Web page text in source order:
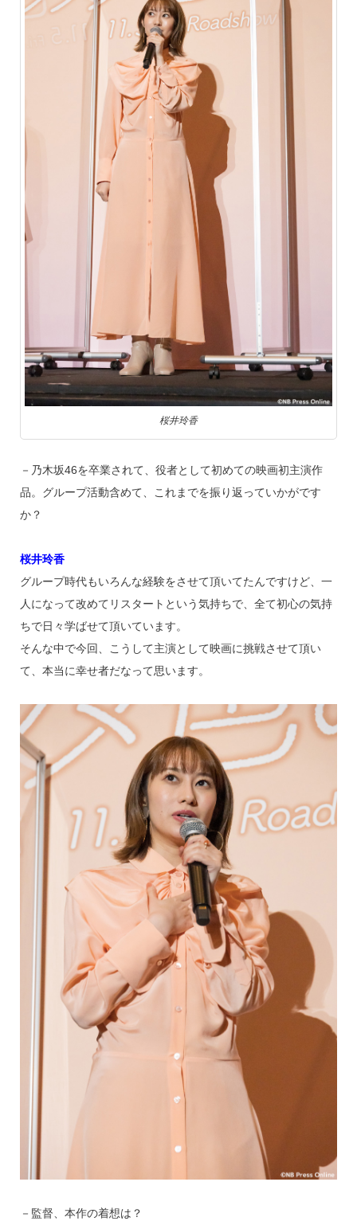
桜井玲香
－乃木坂46を卒業されて、役者として初めての映画初主演作
品。グループ活動含めて、これまでを振り返っていかがです
か？
桜井玲香
グループ時代もいろんな経験をさせて頂いてたんですけど、一
人になって改めてリスタートという気持ちで、全て初心の気持
ちで日々学ばせて頂いています。
そんな中で今回、こうして主演として映画に挑戦させて頂い
て、本当に幸せ者だなって思います。
－監督、本作の着想は？